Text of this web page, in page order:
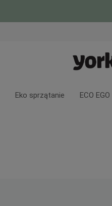
Eko sprzątanie ECO EGO